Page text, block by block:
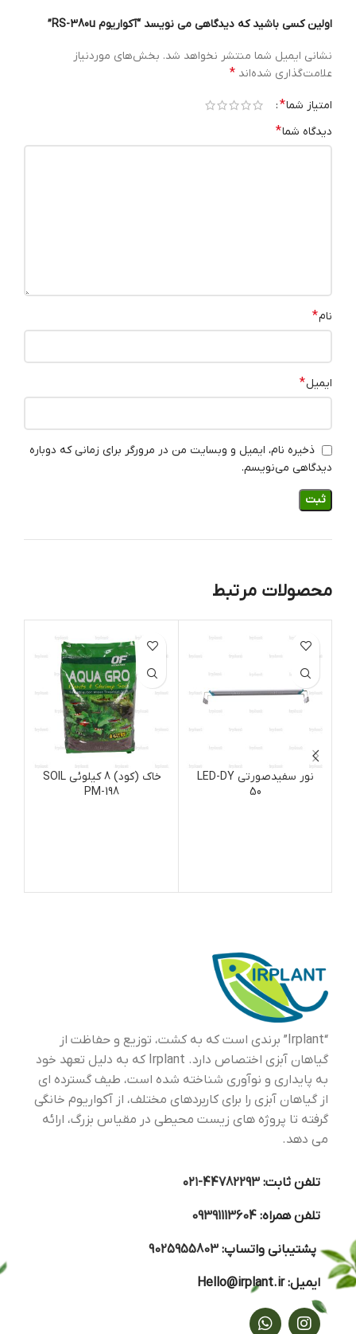
اولین کسی باشید که دیدگاهی می نویسد “آکواریوم RS-380u”
نشانی ایمیل شما منتشر نخواهد شد. بخش‌های موردنیاز
علامت‌گذاری شده‌اند *
امتیاز شما*
دیدگاه شما*
نام*
ایمیل*
ذخیره نام، ایمیل و وبسایت من در مرورگر برای زمانی که دوباره
دیدگاهی می‌نویسم.
محصولات مرتبط
نور سفیدصورتی LED-DY
50
خاک (کود) 8 کیلوئی SOIL
PM-198
“Irplant” برندی است که به کشت، توزیع و حفاظت از
گیاهان آبزی اختصاص دارد. Irplant که به دلیل تعهد خود
به پایداری و نوآوری شناخته شده است، طیف گسترده ای
از گیاهان آبزی را برای کاربردهای مختلف، از آکواریوم خانگی
گرفته تا پروژه های زیست محیطی در مقیاس بزرگ، ارائه
می دهد.
تلفن ثابت:44782293-۰۲۱
تلفن همراه:09391113604
پشتیبانی واتساپ:9025955803
ایمیل:Hello@irplant.ir